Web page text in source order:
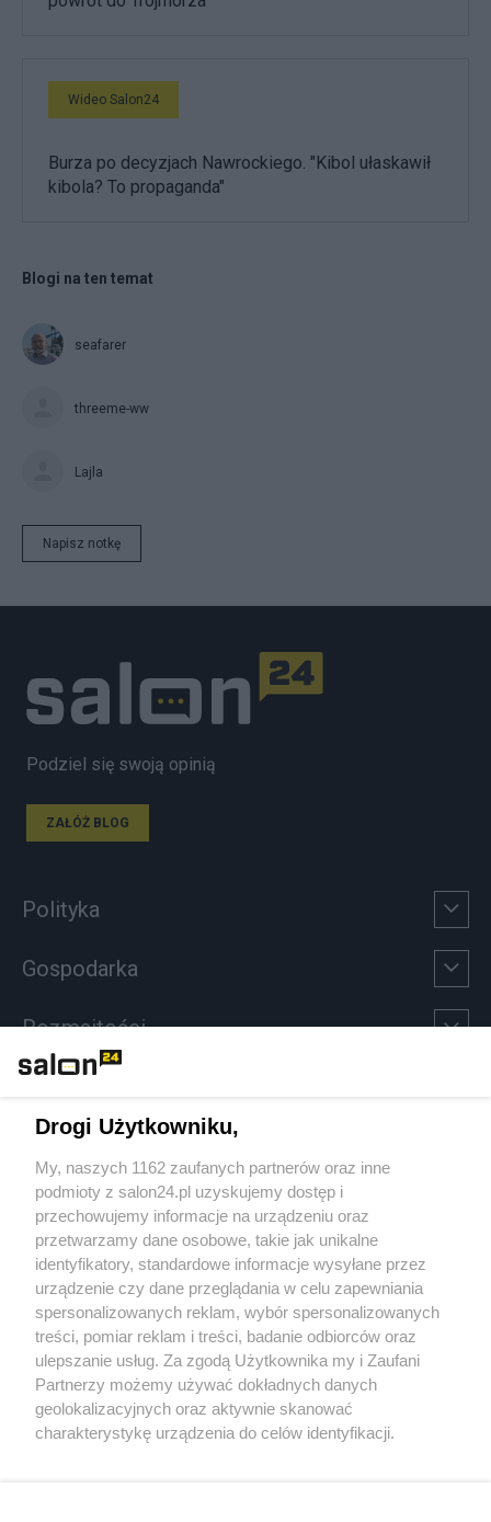
Wideo Salon24
Burza po decyzjach Nawrockiego. "Kibol ułaskawił
kibola? To propaganda"
Blogi na ten temat
seafarer
threeme-ww
Lajla
Napisz notkę
Podziel się swoją opinią
ZAŁÓŻ BLOG
Polityka
Gospodarka
Rozmaitości
Sport
Społeczeństwo
Kultura
X Facebook Instagram Youtube
Drogi Użytkowniku,
My, naszych 1162 zaufanych partnerów oraz inne
podmioty z salon24.pl uzyskujemy dostęp i
przechowujemy informacje na urządzeniu oraz
przetwarzamy dane osobowe, takie jak unikalne
identyfikatory, standardowe informacje wysyłane przez
urządzenie czy dane przeglądania w celu zapewniania
spersonalizowanych reklam, wybór spersonalizowanych
treści, pomiar reklam i treści, badanie odbiorców oraz
ulepszanie usług. Za zgodą Użytkownika my i Zaufani
Partnerzy możemy używać dokładnych danych
geolokalizacyjnych oraz aktywnie skanować
charakterystykę urządzenia do celów identyfikacji.